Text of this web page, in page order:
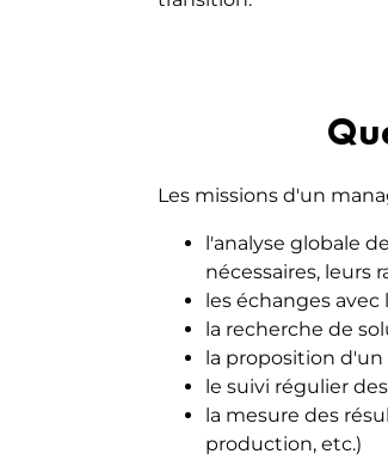
Les missions d'un
l'analyse globale
nécessaires, leurs
les échanges
la recherche de
la proposition
le suivi régulier
la mesure des
production, etc.)